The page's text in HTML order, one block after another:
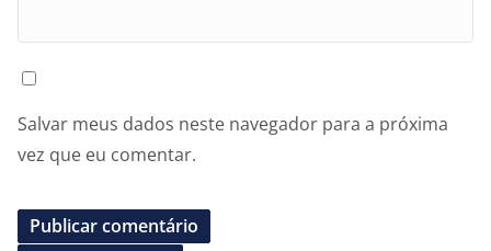
Salvar meus dados neste navegador para a próxima
vez que eu comentar.